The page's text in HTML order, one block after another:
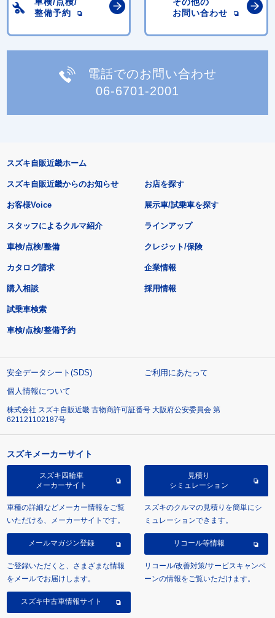
整備予約
お問い合わせ
電話でのお問い合わせ
06-6701-2001
スズキ自販近畿ホーム
スズキ自販近畿からのお知らせ
お客様Voice
スタッフによるクルマ紹介
お店を探す
展示車/試乗車を探す
ラインアップ
車検/点検/整備 クレジット/保険
カタログ請求
購入相談
試乗車検索
車検/点検/整備予約
企業情報
採用情報
安全データシート(SDS)
ご利用にあたって
個人情報について
株式会社 スズキ自販近畿 古物商許可証番号 大阪府公安委員会 第
621121102187号
スズキメーカーサイト
スズキ四輪車
メーカーサイト
車種の詳細などメーカー情報をご覧
いただける、メーカーサイトです。
見積り
シミュレーション
スズキのクルマの見積りを簡単にシ
ミュレーションできます。
メールマガジン登録
ご登録いただくと、さまざまな情報
をメールでお届けします。
リコール等情報
リコール/改善対策/サービスキャンペ
ーンの情報をご覧いただけます。
スズキ中古車情報サイト